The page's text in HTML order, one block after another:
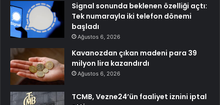
Signal sonunda beklenen özelliği açtı:
Tek numarayla iki telefon dönemi
başladı
Ağustos 6, 2026
Kavanozdan çıkan madeni para 39
milyon lira kazandırdı
Ağustos 6, 2026
TCMB, Vezne24’ün faaliyet iznini iptal